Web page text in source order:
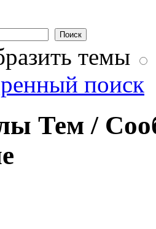
темы
поиск
Тем /